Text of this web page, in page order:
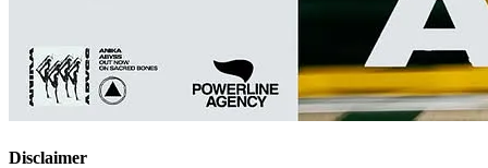
Disclaimer